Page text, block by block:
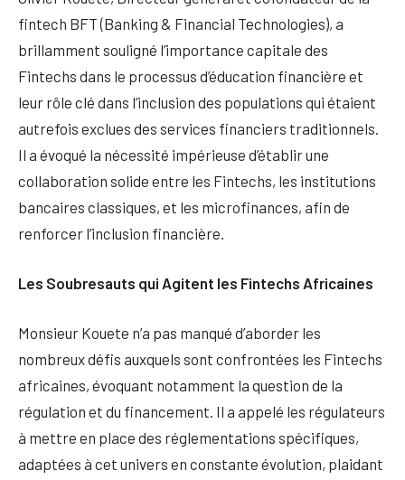
fintech BFT (Banking & Financial Technologies), a
brillamment souligné l’importance capitale des
Fintechs dans le processus d’éducation financière et
leur rôle clé dans l’inclusion des populations qui étaient
autrefois exclues des services financiers traditionnels.
Il a évoqué la nécessité impérieuse d’établir une
collaboration solide entre les Fintechs, les institutions
bancaires classiques, et les microfinances, afin de
renforcer l’inclusion financière.
Les Soubresauts qui Agitent les Fintechs Africaines
Monsieur Kouete n’a pas manqué d’aborder les
nombreux défis auxquels sont confrontées les Fintechs
africaines, évoquant notamment la question de la
régulation et du financement. Il a appelé les régulateurs
à mettre en place des réglementations spécifiques,
adaptées à cet univers en constante évolution, plaidant